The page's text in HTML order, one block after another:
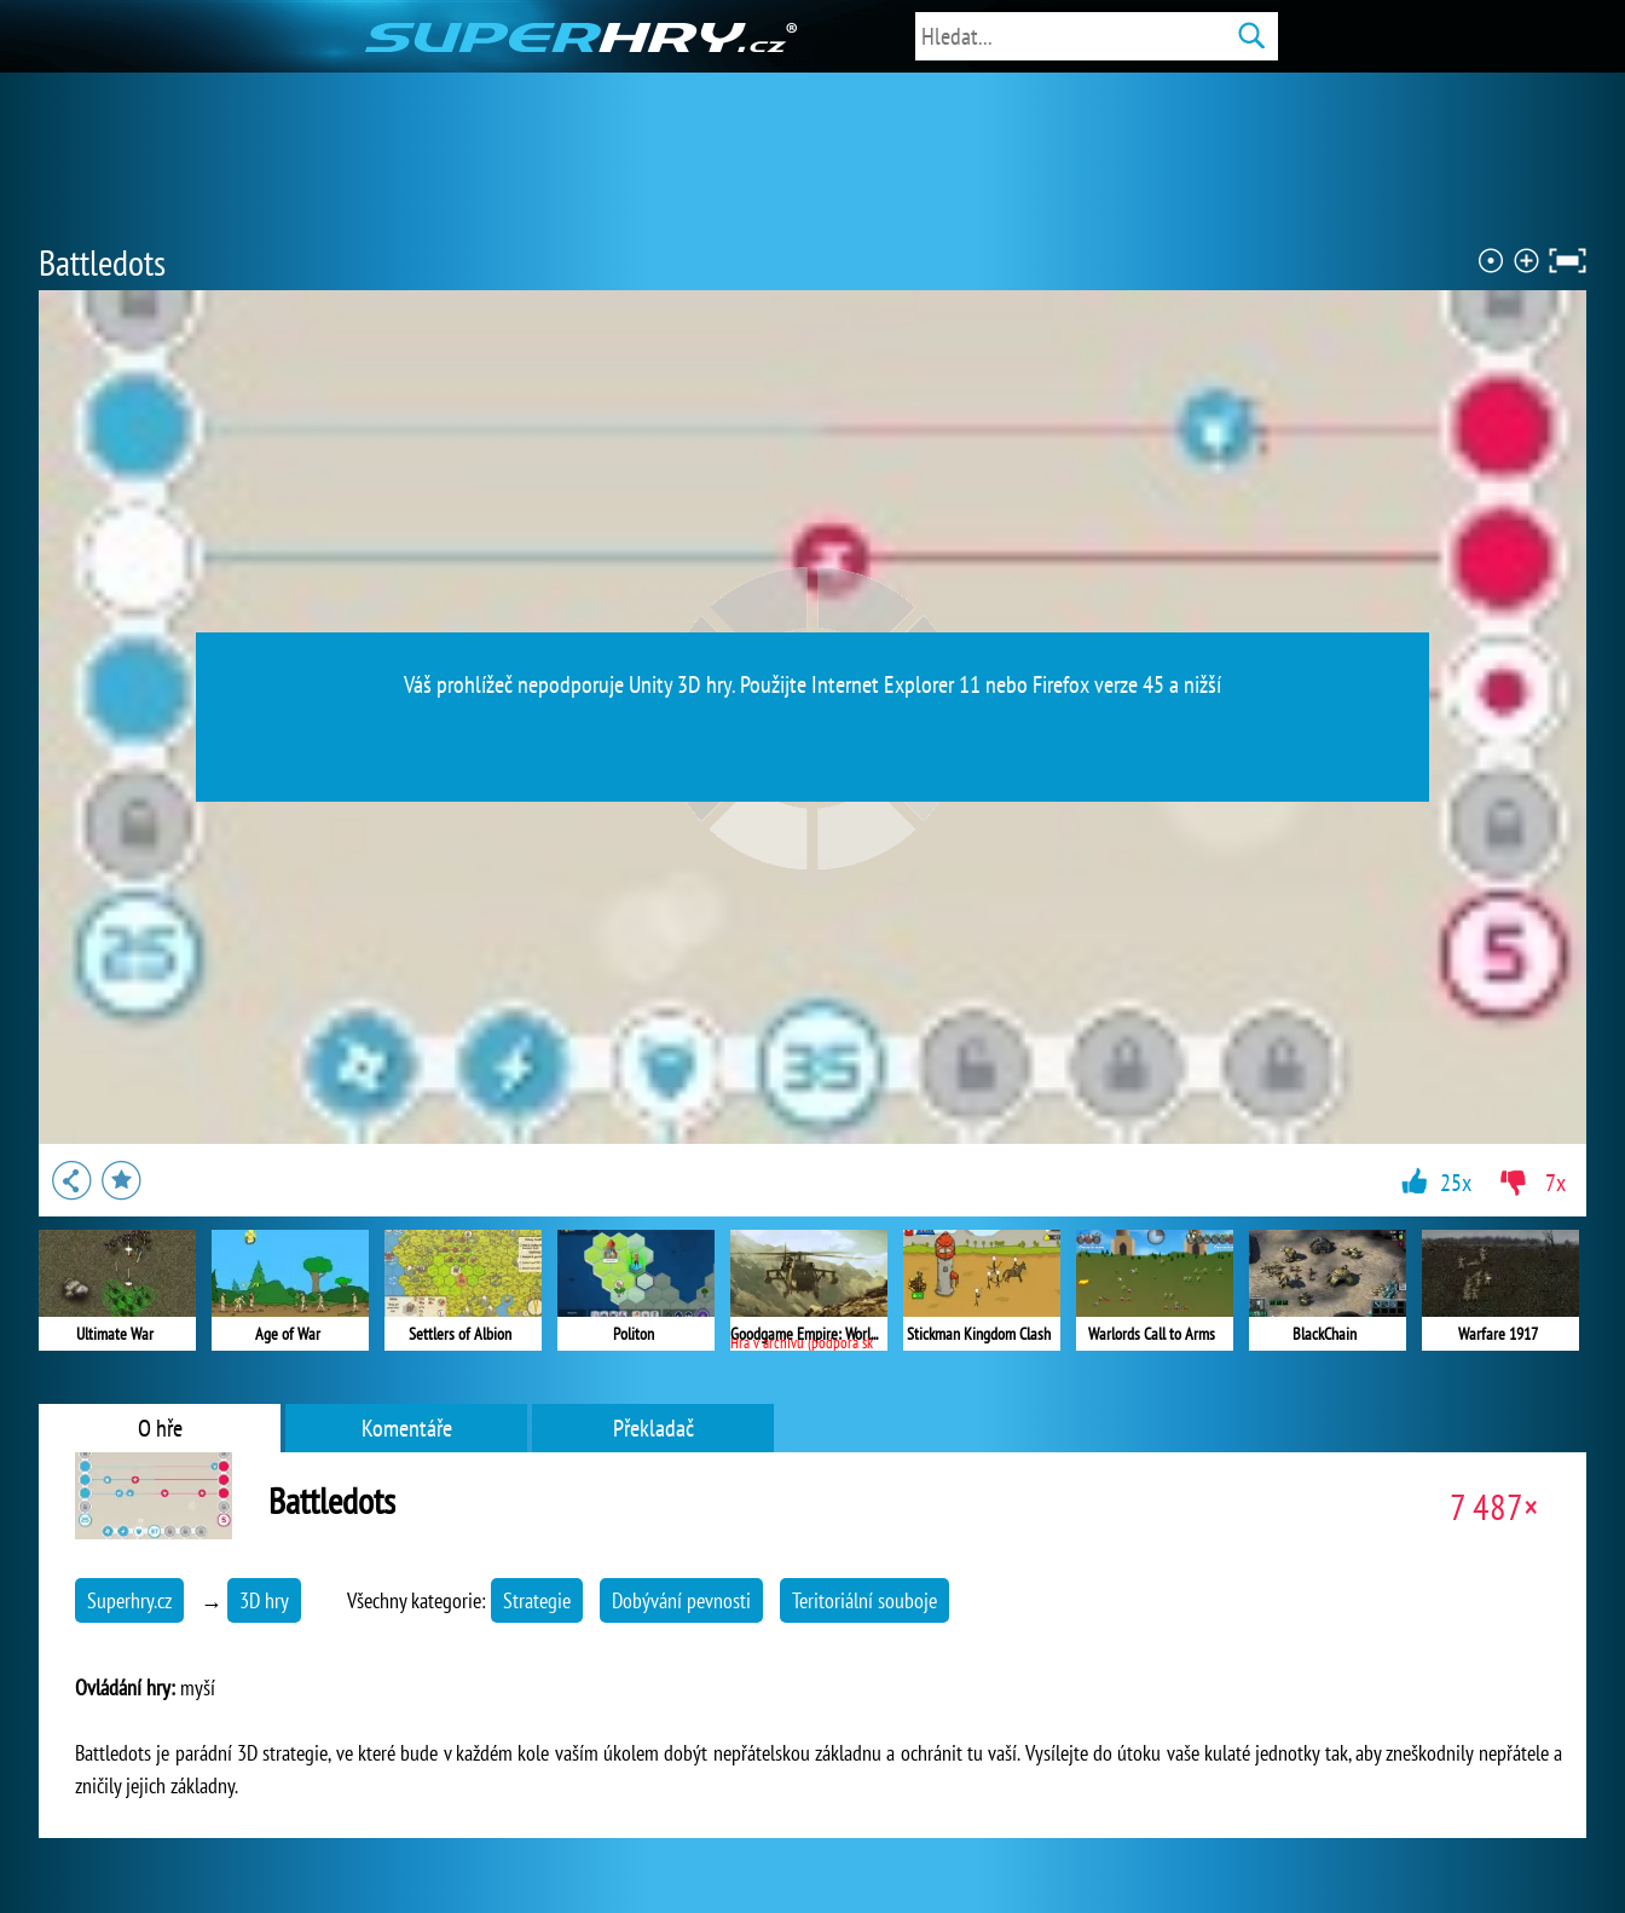
Battledots
Váš prohlížeč nepodporuje Unity 3D hry. Použijte Internet Explorer 11 nebo Firefox verze 45 a nižší
Ultimate War Age of War Settlers of Albion Politon Goodgame Empire: World War 3
Hra v archivu (podpora skončila) Stickman Kingdom Clash Warlords Call to Arms BlackChain Warfare 1917
25x 7x
O hře Komentáře Překladač
Battledots 7 487×
Superhry.cz → 3D hry Všechny kategorie: Strategie Dobývání pevnosti Teritoriální souboje
Ovládání hry: myší
Battledots je parádní 3D strategie, ve které bude v každém kole vaším úkolem dobýt nepřátelskou základnu a ochránit tu vaší. Vysílejte do útoku vaše kulaté jednotky tak, aby zneškodnily nepřátele a
zničily jejich základny.